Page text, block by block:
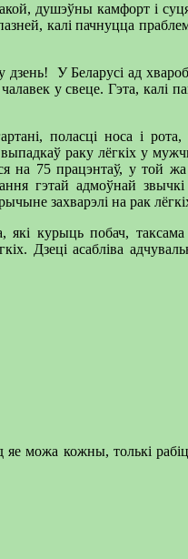
душэўны камфорт і
калі пачнуцца
дзень! У Беларусі ад
у свеце. Гэта, калі
поласці носа і рота,
раку лёгкіх у
на 75 працэнтаў, у той
гэтай адмоўнай
захварэлі на рак
курыць побач, таксама
Дзеці асабліва
можа кожны, толькі